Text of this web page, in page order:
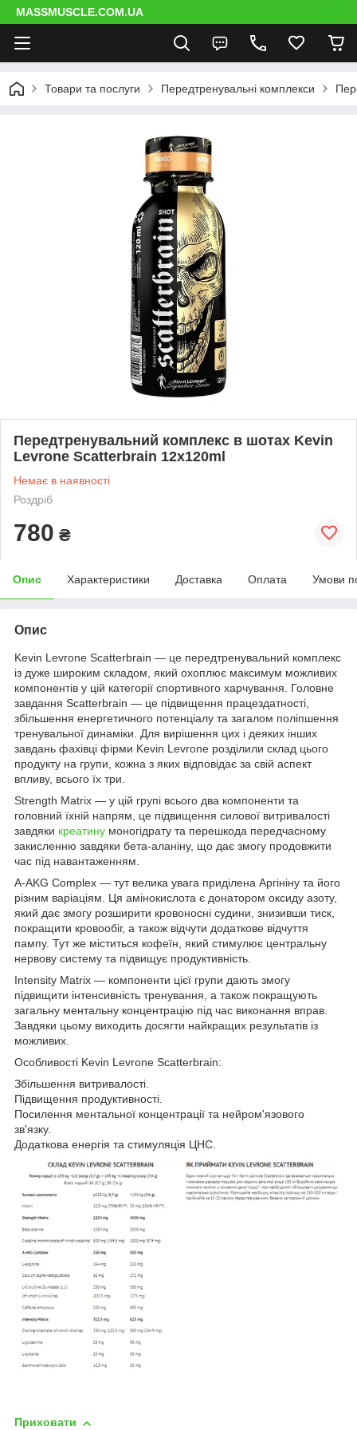
MASSMUSCLE.COM.UA
Товари та послуги Передтренувальні комплекси
Передтренувальний комплекс в шотах Kevin
Levrone Scatterbrain 12x120ml
Немає в наявності
Роздріб
780 ₴
Опис Характеристики Доставка Оплата Умови
Опис
Kevin Levrone Scatterbrain — це передтренувальний комплекс
із дуже широким складом, який охоплює максимум можливих
компонентів у цій категорії спортивного харчування. Головне
завдання Scatterbrain — це підвищення працездатності,
збільшення енергетичного потенціалу та загалом поліпшення
тренувальної динаміки. Для вирішення цих і деяких інших
завдань фахівці фірми Kevin Levrone розділили склад цього
продукту на групи, кожна з яких відповідає за свій аспект
впливу, всього їх три.
Strength Matrix — у цій групі всього два компоненти та
головний їхній напрям, це підвищення силової витривалості
завдяки креатину моногідрату та перешкода передчасному
закисленню завдяки бета-аланіну, що дає змогу продовжити
час під навантаженням.
A-AKG Complex — тут велика увага приділена Аргініну та його
різним варіаціям. Ця амінокислота є донатором оксиду азоту,
який дає змогу розширити кровоносні судини, знизивши тиск,
покращити кровообіг, а також відчути додаткове відчуття
пампу. Тут же міститься кофеїн, який стимулює центральну
нервову систему та підвищує продуктивність.
Intensity Matrix — компоненти цієї групи дають змогу
підвищити інтенсивність тренування, а також покращують
загальну ментальну концентрацію під час виконання вправ.
Завдяки цьому виходить досягти найкращих результатів із
можливих.
Особливості Kevin Levrone Scatterbrain:
Збільшення витривалості.
Підвищення продуктивності.
Посилення ментальної концентрації та нейром'язового
зв'язку.
Додаткова енергія та стимуляція ЦНС.
Приховати